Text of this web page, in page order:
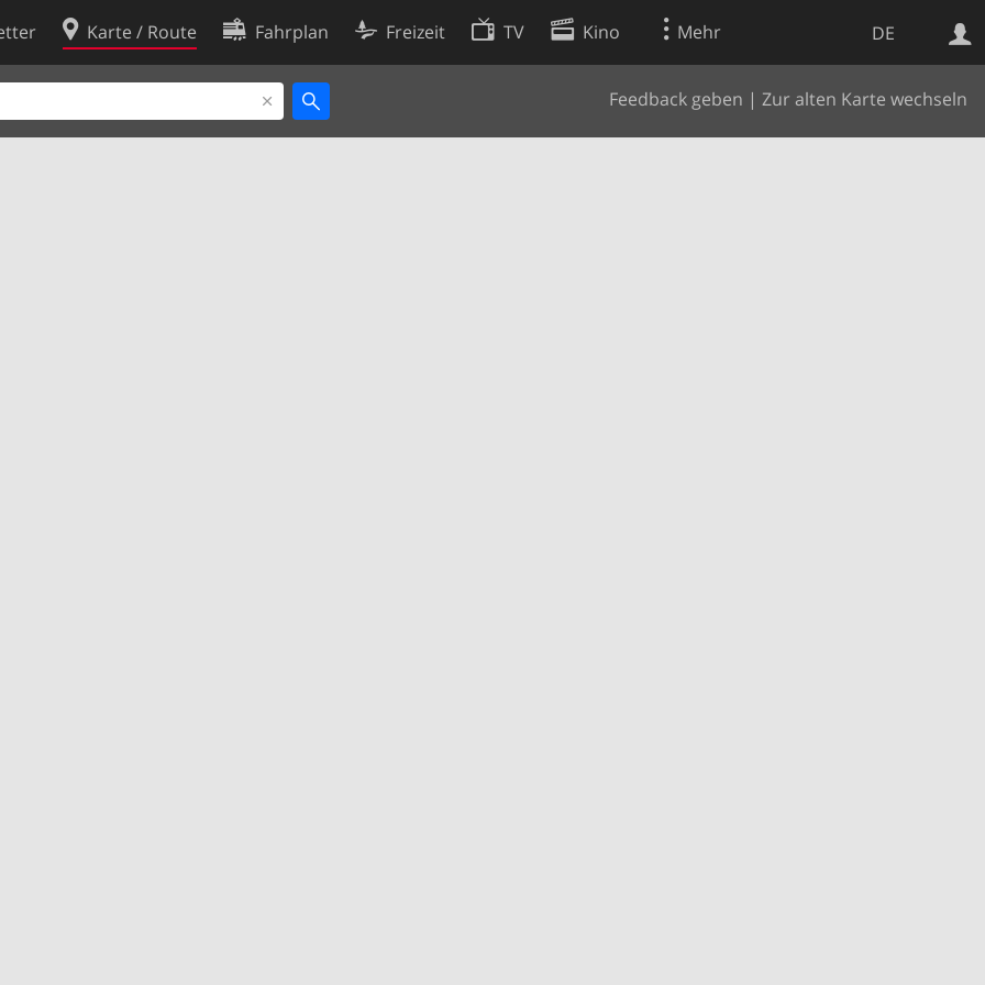
DE
Karte / Route Fahrplan Freizeit TV Kino Mehr
Feedback geben | Zur alten Karte wechseln
Websuche
Cookie-Richtlinie
Cookie-Einstellungen